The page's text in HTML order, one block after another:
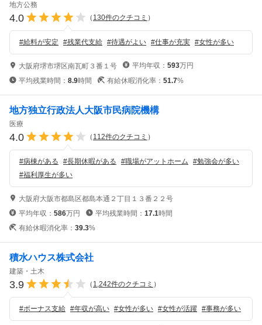
地方公務
4.0 （ 130件のクチコミ ）
#給料が安定 #残業代支給 #待遇がよい #仕事が充実 #女性が多い
大阪府堺市堺区南瓦町３番１号 平均年収： 593万円
平均残業時間： 8.9時間 有給休暇消化率： 51.7%
地方独立行政法人大阪市民病院機構
医療
4.0 （ 112件のクチコミ ）
#病棟がある #長期休暇がある #職場がアットホーム #勉強会が多い
#福利厚生が多い
大阪府大阪市都島区都島本通２丁目１３番２２号
平均年収： 586万円 平均残業時間： 17.1時間
有給休暇消化率： 39.3%
積水ハウス株式会社
建築・土木
3.9 （ 1,242件のクチコミ ）
#ボーナス支給 #年収が高い #女性が多い #女性が活躍 #事務が多い